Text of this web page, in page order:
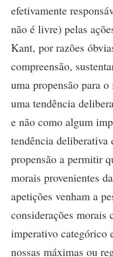
efetivamente
não é livre) pelas
Kant, por razões
compreensão,
uma propensão para
uma tendência
e não como algum
tendência deliberativa
propensão a permitir
morais provenientes
apetições venham a
considerações morais
imperativo categórico
nossas máximas ou